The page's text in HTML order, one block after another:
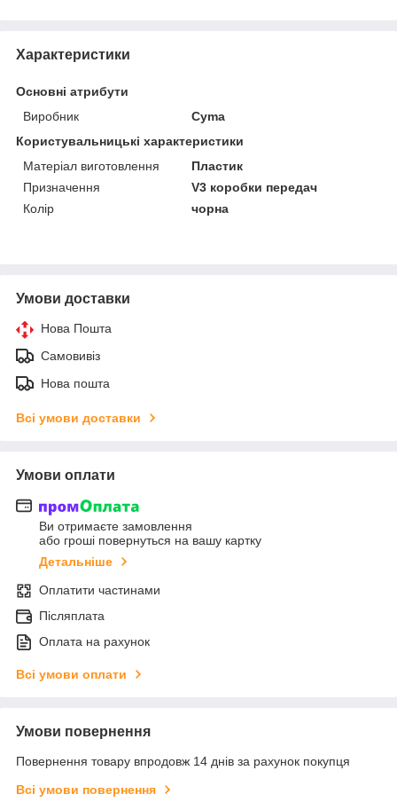
Характеристики
Основні атрибути
Виробник
Cyma
Користувальницькі характеристики
Матеріал виготовлення
Пластик
Призначення
V3 коробки передач
Колір
чорна
Умови доставки
Нова Пошта
Самовивіз
Нова пошта
Всі умови доставки
Умови оплати
Ви отримаєте замовлення
або гроші повернуться на вашу картку
Детальніше
Оплатити частинами
Післяплата
Оплата на рахунок
Всі умови оплати
Умови повернення
Повернення товару впродовж 14 днів за рахунок покупця
Всі умови повернення